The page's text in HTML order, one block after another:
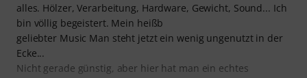
alles. Hölzer, Verarbeitung, Hardware, Gewicht, Sound... Ich
bin völlig begeistert. Mein heißb
geliebter Music Man steht jetzt ein wenig ungenutzt in der
Ecke...
Nicht gerade günstig, aber hier hat man ein echtes